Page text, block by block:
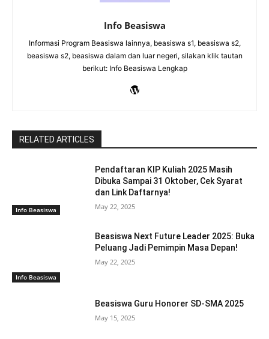
Info Beasiswa
Informasi Program Beasiswa lainnya, beasiswa s1, beasiswa s2,
beasiswa s2, beasiswa dalam dan luar negeri, silakan klik tautan
berikut: Info Beasiswa Lengkap
RELATED ARTICLES
Info Beasiswa
Pendaftaran KIP Kuliah 2025 Masih
Dibuka Sampai 31 Oktober, Cek Syarat
dan Link Daftarnya!
May 22, 2025
Info Beasiswa
Beasiswa Next Future Leader 2025: Buka
Peluang Jadi Pemimpin Masa Depan!
May 22, 2025
Beasiswa Guru Honorer SD-SMA 2025
May 15, 2025